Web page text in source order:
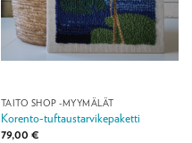
TAITO SHOP -MYYMÄLÄT
Korento-tuftaustarvikepaketti
79,00 €